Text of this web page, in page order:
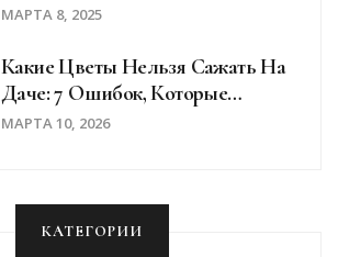
МАРТА 8, 2025
Какие Цветы Нельзя Сажать На
Даче: 7 Ошибок, Которые
Убивают Ваш Сад
МАРТА 10, 2026
КАТЕГОРИИ